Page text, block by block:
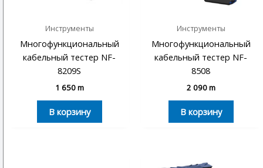
Инструменты
Многофункциональный
кабельный тестер NF-
8209S
1 650m
В корзину
Инструменты
Многофункциональный
кабельный тестер NF-
8508
2 090m
В корзину